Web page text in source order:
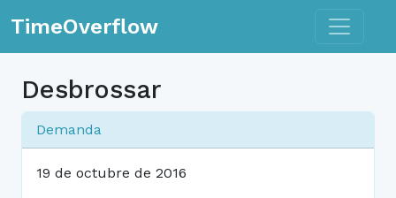
TimeOverflow Toggle
Desbrossar
Demanda
19 de octubre de 2016